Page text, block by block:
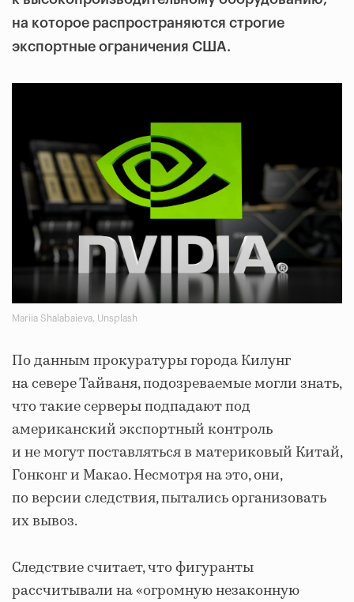
на которое распространяются строгие
экспортные ограничения США.
Mariia Shalabaieva, Unsplash
По данным прокуратуры города Килунг
на севере Тайваня, подозреваемые могли знать,
что такие серверы подпадают под
американский экспортный контроль
и не могут поставляться в материковый Китай,
Гонконг и Макао. Несмотря на это, они,
по версии следствия, пытались организовать
их вывоз.
Следствие считает, что фигуранты
рассчитывали на «огромную незаконную